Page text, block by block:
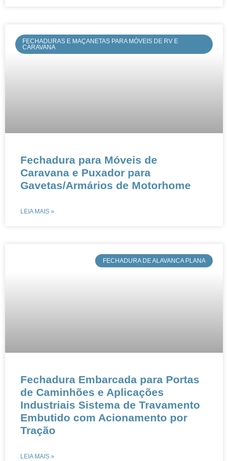
FECHADURAS E MAÇANETAS PARA MÓVEIS DE RV E
CARAVANA
​​Fechadura para Móveis de
Caravana e Puxador para
Gavetas/Armários de Motorhome
LEIA MAIS »
​FECHADURA DE ALAVANCA PLANA
​​Fechadura Embarcada para Portas
de Caminhões e Aplicações
Industriais​​ ​​Sistema de Travamento
Embutido com Acionamento por
Tração​​
LEIA MAIS »